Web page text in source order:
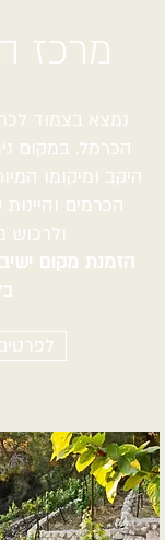
מרכז
נמצא בצמוד
הכרמל. במקום
היקב ומיקומו
הכרמים
ולרכוש
הזמנת מקום